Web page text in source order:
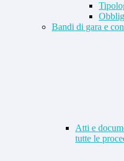
Bandi di gara e
Atti e
tutte le